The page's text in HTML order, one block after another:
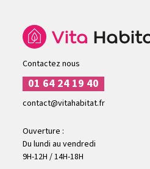
Contactez nous
01 64 24 19 40
contact@vitahabitat.fr
Ouverture :
Du lundi au vendredi
9H-12H / 14H-18H